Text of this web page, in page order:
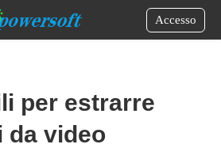
Accesso
per estrarre
da video